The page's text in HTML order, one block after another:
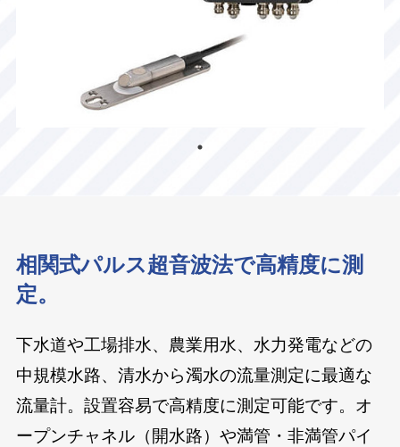
相関式パルス超音波法で高精度に測
定。
下水道や工場排水、農業用水、水力発電などの
中規模水路、清水から濁水の流量測定に最適な
流量計。設置容易で高精度に測定可能です。オ
ープンチャネル（開水路）や満管・非満管パイ